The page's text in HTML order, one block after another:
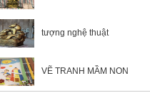
tượng nghệ thuật
VẼ TRANH MẦM NON